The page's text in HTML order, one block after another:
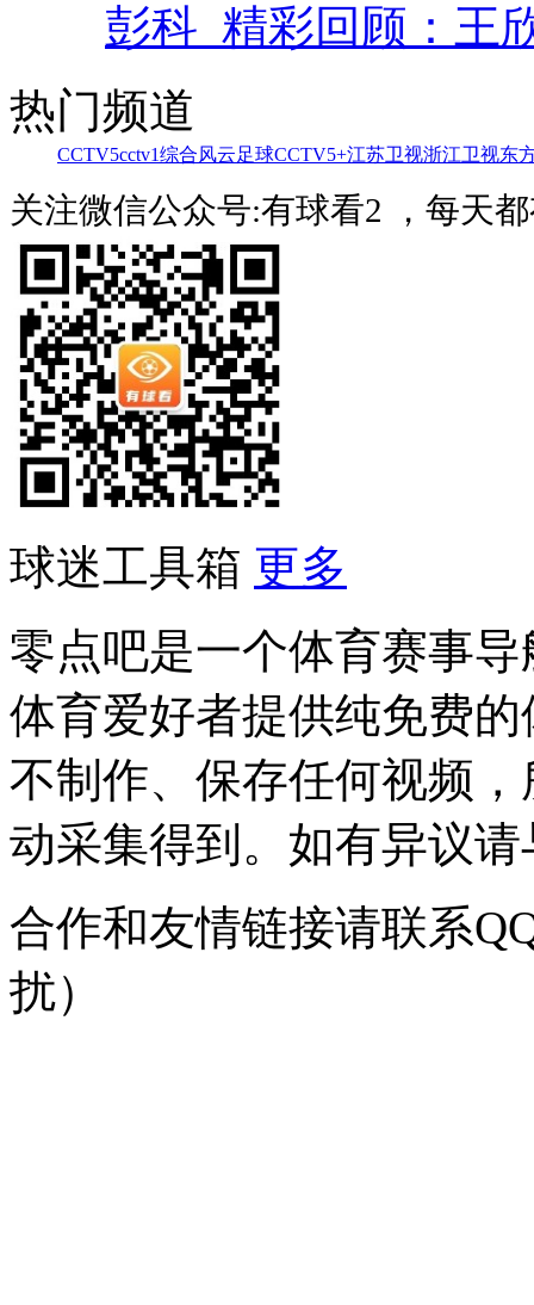
彭科 精彩回顾：王
热门频道
CCTV5cctv1综合风云足球CCTV5+江苏卫视浙江卫视东
关注微信公众号:有球看2 ，每天
球迷工具箱 更多
零点吧是一个体育赛事
体育爱好者提供纯免费
不制作、保存任何视频
动采集得到。如有异议
合作和友情链接请联系
扰）